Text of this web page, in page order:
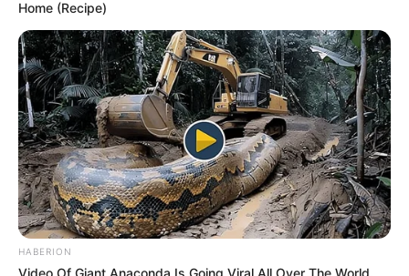
Home (Recipe)
HABERION